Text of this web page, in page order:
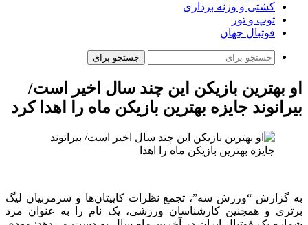
کشتی و وزنه برداری
توپ و تور
فوتبال جهان
جستجو برای
او بهترین بازیکن این چند سال اخیر است/
بیرانوند جایزه بهترین بازیکن ماه را اهدا کرد
به گزارش “ورزش سه”، تجمع نظرات کاپیتان‌ها و سرمربیان لیگ
برتری و همچنین کارشناسان ورزشی، یک نام را به عنوان مرد